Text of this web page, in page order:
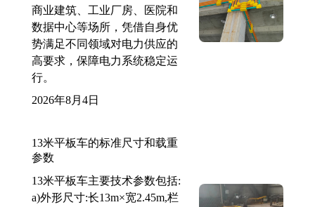
商业建筑、工业厂房、医院和
数据中心等场所，凭借自身优
势满足不同领域对电力供应的
高要求，保障电力系统稳定运
行。
2026年8月4日
13米平板车的标准尺寸和载重
参数
13米平板车主要技术参数包括:
a)外形尺寸:长13m×宽2.45m,栏